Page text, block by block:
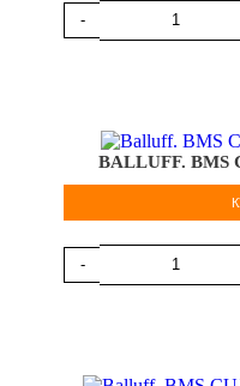
-
BALLUFF. BMS
-